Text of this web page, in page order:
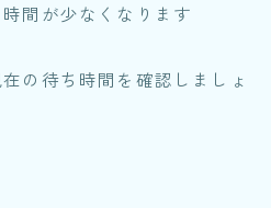
間が少なくなります
の待ち時間を確認しましょ